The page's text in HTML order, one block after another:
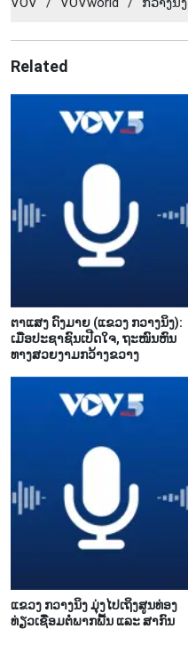
Related
ຕາ​ແສງ ດົງ​ມາຍ (ແຂວງ ກວາງ​ນິງ):
ເມື່ອ​ປະ​ຊາ​ຊົນ​ເປີດ​ໃຈ, ຖະ​ໜົນ​ຫົນ​
ທາງ​ສວຍ​ງາມກວ້າງ​ຂວາງ
ແຂວງ ກວາງ​ນິງ ມຸ່ງ​ໄປ​ເຖິງ​ສູນ​ທ່ອງ​
ທ່ຽວ​ເຊື່ອມ​ຕໍ່​ພາກ​ພື້ນ ແລະ ສາ​ກົນ